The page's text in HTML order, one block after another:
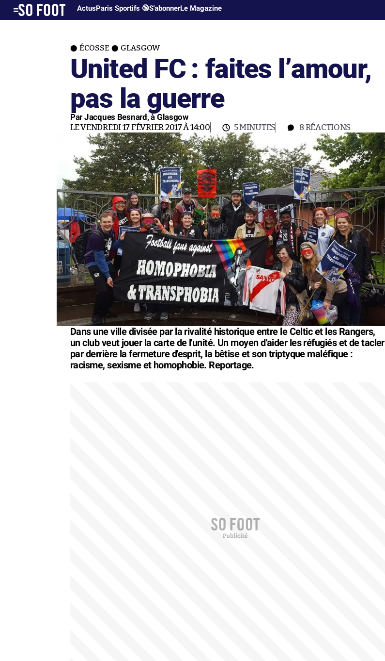
ActusParis Sportifs 🔞S'abonnerLe Magazine
ÉCOSSE GLASGOW
United FC : faites l’amour,
pas la guerre
Par Jacques Besnard, à Glasgow
LE VENDREDI 17 FÉVRIER 2017 À 14:00 5 MINUTES 8RÉACTIONS
Dans une ville divisée par la rivalité historique entre le Celtic et les Rangers,
un club veut jouer la carte de l'unité. Un moyen d'aider les réfugiés et de tacler
par derrière la fermeture d'esprit, la bêtise et son triptyque maléfique :
racisme, sexisme et homophobie. Reportage.